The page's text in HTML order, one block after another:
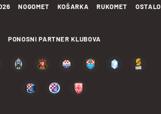
NOGOMET KOŠARKA RUKOMET OSTALO
PONOSNI PARTNER KLUBOVA